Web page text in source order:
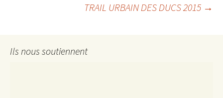
articles
TRAIL URBAIN DES DUCS 2015 →
Ils nous soutiennent